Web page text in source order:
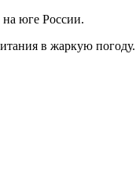
юге России.
в жаркую погоду.